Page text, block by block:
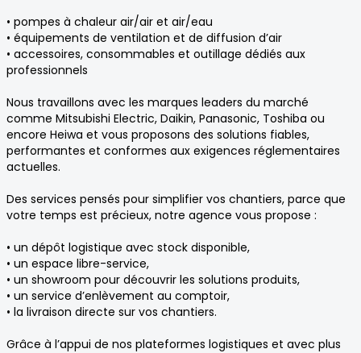
• pompes à chaleur air/air et air/eau
• équipements de ventilation et de diffusion d’air
• accessoires, consommables et outillage dédiés aux
professionnels
Nous travaillons avec les marques leaders du marché
comme Mitsubishi Electric, Daikin, Panasonic, Toshiba ou
encore Heiwa et vous proposons des solutions fiables,
performantes et conformes aux exigences réglementaires
actuelles.
Des services pensés pour simplifier vos chantiers, parce que
votre temps est précieux, notre agence vous propose :
• un dépôt logistique avec stock disponible,
• un espace libre-service,
• un showroom pour découvrir les solutions produits,
• un service d’enlèvement au comptoir,
• la livraison directe sur vos chantiers.
Grâce à l’appui de nos plateformes logistiques et avec plus